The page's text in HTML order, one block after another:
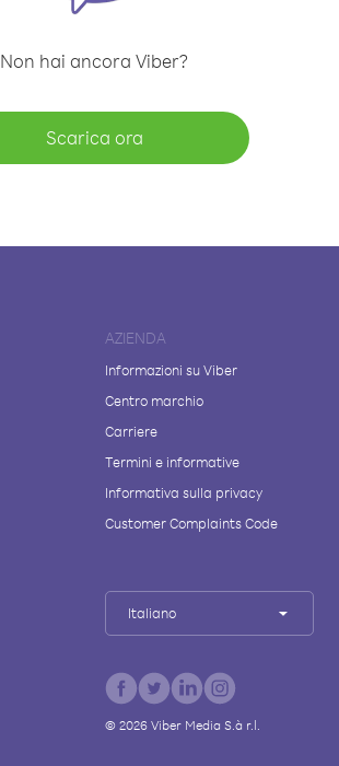
Non hai ancora Viber?
Scarica ora
AZIENDA
Informazioni su Viber
Centro marchio
Carriere
Termini e informative
Informativa sulla privacy
Customer Complaints Code
Italiano
© 2026Viber Media S.à r.l.